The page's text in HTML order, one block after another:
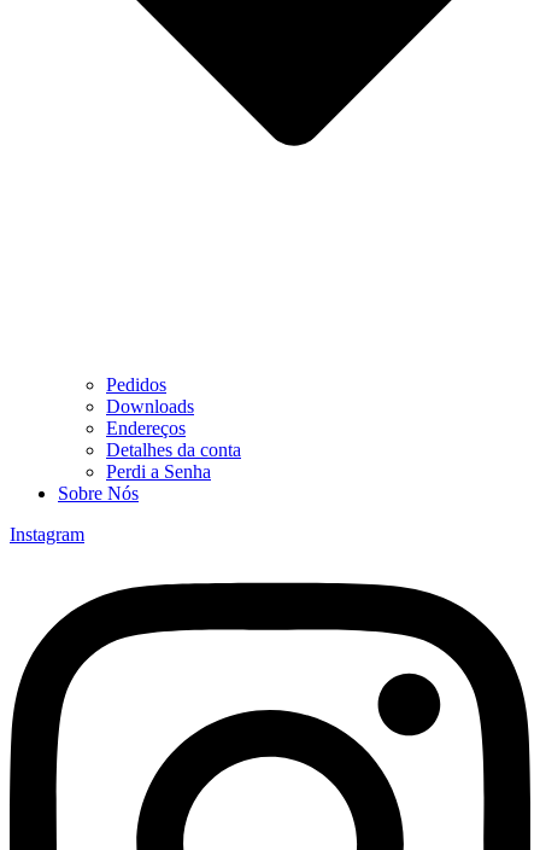
Pedidos
Downloads
Endereços
Detalhes da conta
Perdi a Senha
Sobre Nós
Instagram